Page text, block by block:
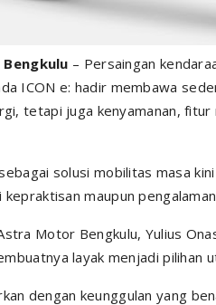
– Persaingan
ICON e: hadir membawa
tetapi juga kenyamanan,
solusi mobilitas masa
maupun
Motor Bengkulu, Yulius
layak menjadi pilihan
dengan keunggulan yang